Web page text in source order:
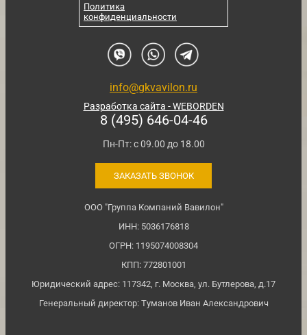
Политика
конфиденциальности
info@gkvavilon.ru
Разработка сайта - WEBORDEN
8 (495) 646-04-46
Пн-Пт: с 09.00 до 18.00
ЗАКАЗАТЬ ЗВОНОК
ООО "Группа Компаний Вавилон"
ИНН: 5036176818
ОГРН: 1195074008304
КПП: 772801001
Юридический адрес: 117342, г. Москва, ул. Бутлерова, д.17
Генеральный директор: Туманов Иван Александрович